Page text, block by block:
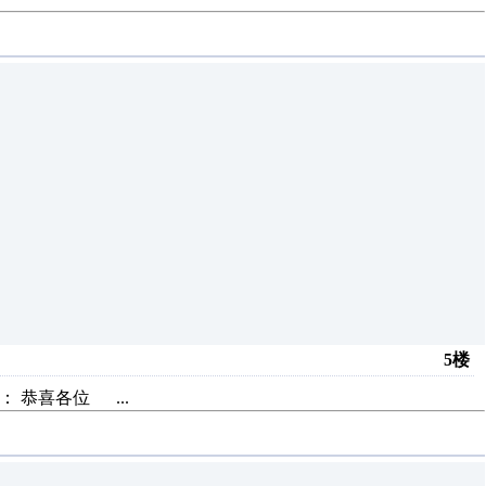
5楼
： 恭喜各位 ...